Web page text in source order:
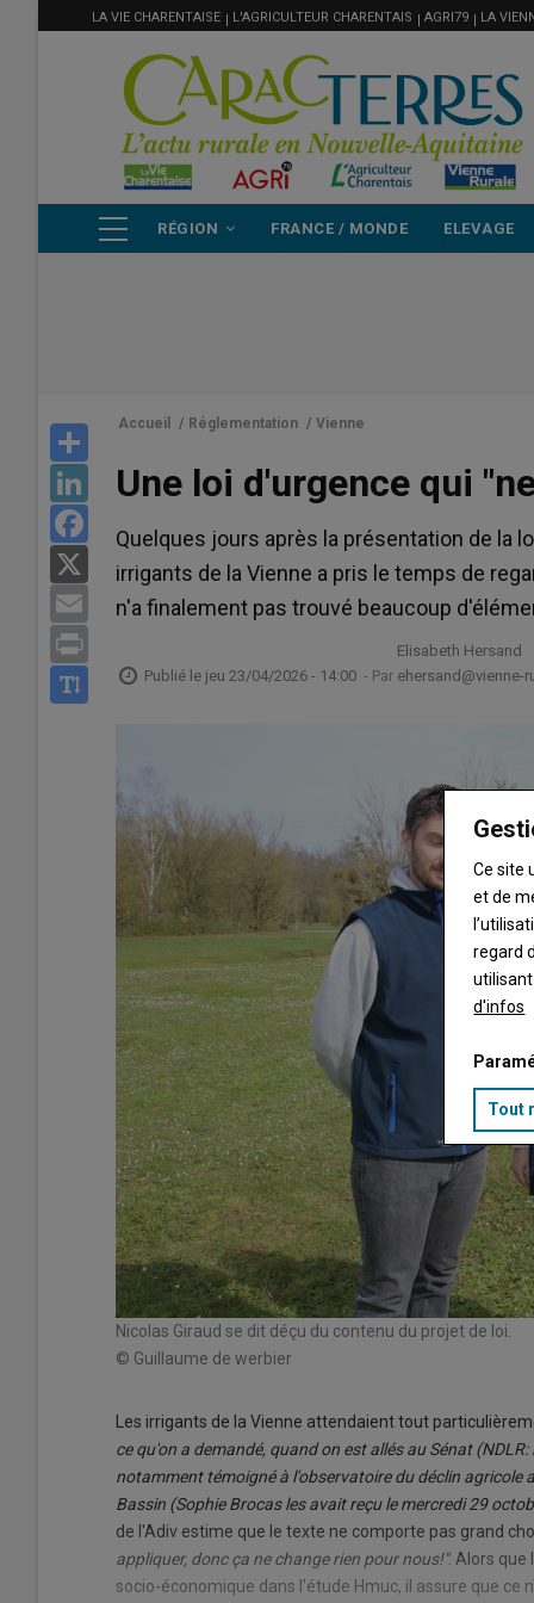
MENU
FILIÈRE
LA VIE CHARENTAISE L'AGRICULTEUR CHARENTAIS AGRI79 LA
PRINCIPALE
RÉGION FRANCE / MONDE ELEVAGE
LinkedIn
Email
Accueil / Réglementation / Vienne
Une loi d'urgence qui
Quelques jours après la présentation de la
irrigants de la Vienne a pris le temps de
n'a finalement pas trouvé beaucoup
Publié le jeu 23/04/2026 - 14:00 - Par
Elisabeth Hersand
ehersand@vienne-
Nicolas Giraud se dit déçu du contenu du projet de loi.
© Guillaume de werbier
Les irrigants de la Vienne attendaient tout
ce qu'on a demandé, quand on est allés au Sénat
notamment témoigné à l'observatoire du déclin agricole
Bassin (Sophie Brocas les avait reçu le mercredi 29
de l'Adiv estime que le texte ne comporte pas grand
appliquer, donc ça ne change rien pour nous!". Alors que
socio-économique dans l'étude Hmuc, il assure que ce
Ce site
et de
regard
d'infos
Tout